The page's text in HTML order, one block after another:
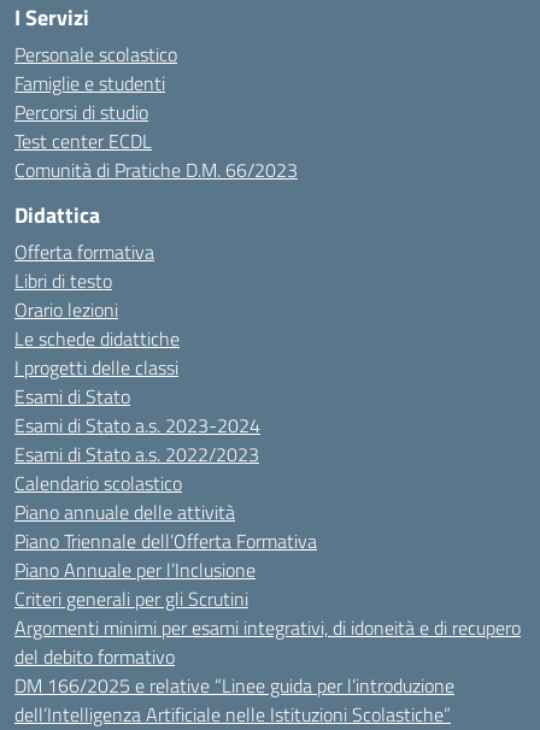
I Servizi
Personale scolastico
Famiglie e studenti
Percorsi di studio
Test center ECDL
Comunità di Pratiche D.M. 66/2023
Didattica
Offerta formativa
Libri di testo
Orario lezioni
Le schede didattiche
I progetti delle classi
Esami di Stato
Esami di Stato a.s. 2023-2024
Esami di Stato a.s. 2022/2023
Calendario scolastico
Piano annuale delle attività
Piano Triennale dell’Offerta Formativa
Piano Annuale per l’Inclusione
Criteri generali per gli Scrutini
Argomenti minimi per esami integrativi, di idoneità e di recupero
del debito formativo
DM 166/2025 e relative “Linee guida per l’introduzione
dell’Intelligenza Artificiale nelle Istituzioni Scolastiche”